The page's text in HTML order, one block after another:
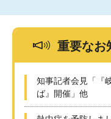
重要なお
知事記者会見「『
ば』開催」他